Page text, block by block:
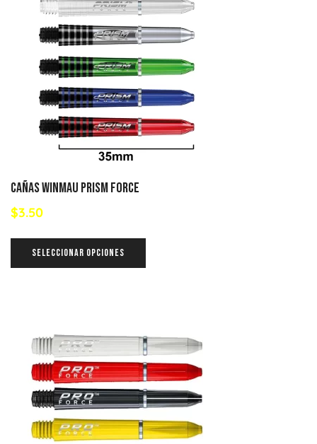
Cañas Winmau Prism Force
$3.50
SELECCIONAR OPCIONES